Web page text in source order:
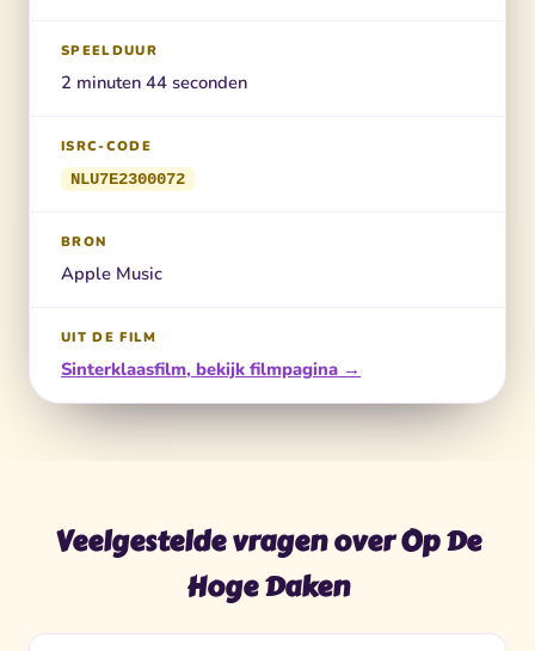
SPEELDUUR
2 minuten 44 seconden
ISRC-CODE
NLU7E2300072
BRON
Apple Music
UIT DE FILM
Sinterklaasfilm, bekijk filmpagina →
Veelgestelde vragen over Op De
Hoge Daken